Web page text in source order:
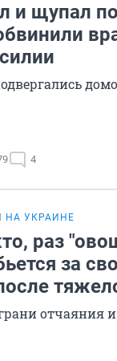
и щупал
4
НА УКРАИНЕ
раз
за
отчаяния